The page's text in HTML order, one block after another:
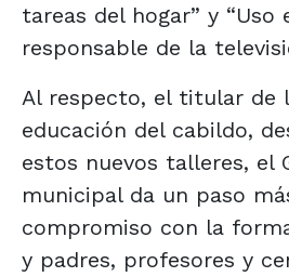
tareas del hogar” y “Uso
responsable de la
Al respecto, el titular de
educación del cabildo,
estos nuevos talleres, el
municipal da un paso
compromiso con la
y padres, profesores y